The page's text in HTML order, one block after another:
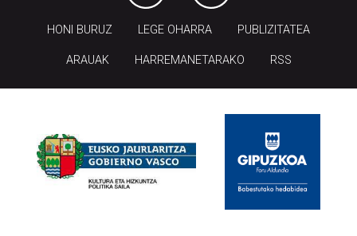
HONI BURUZ LEGE OHARRA PUBLIZITATEA
ARAUAK HARREMANETARAKO RSS